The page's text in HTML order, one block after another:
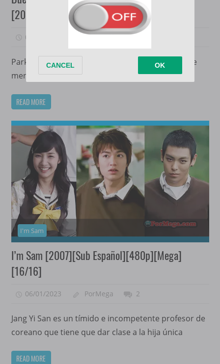
[20/20]
06/01/2023 PorMega
Park Shi Ohn es un joven con autismo, quien tiene
mentalidad de un niño de 10 años de edad. Sin
READ MORE
I'm Sam
I’m Sam [2007][Sub Español][480p][Mega]
[16/16]
06/01/2023 PorMega 2
Jang Yi San es un tímido e incompetente profesor de
coreano que tiene que dar clase a la hija única
READ MORE